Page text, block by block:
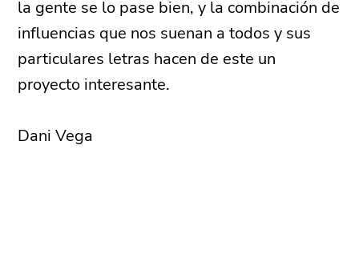
la gente se lo pase bien, y la combinación de
influencias que nos suenan a todos y sus
particulares letras hacen de este un
proyecto interesante.
Dani Vega